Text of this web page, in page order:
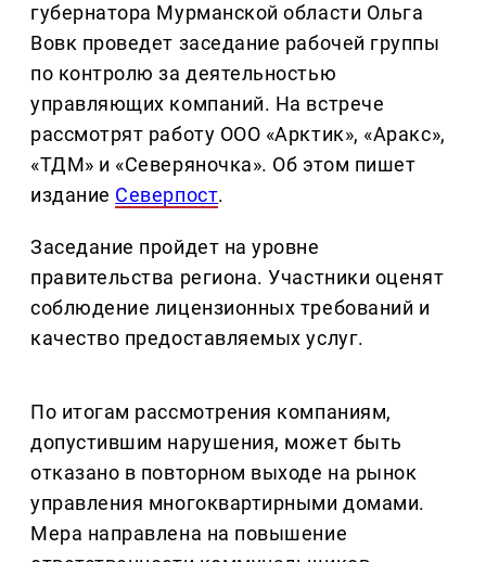
губернатора Мурманской области Ольга
Вовк проведет заседание рабочей группы
по контролю за деятельностью
управляющих компаний. На встрече
рассмотрят работу ООО «Арктик», «Аракс»,
«ТДМ» и «Северяночка». Об этом пишет
издание Северпост.
Заседание пройдет на уровне
правительства региона. Участники оценят
соблюдение лицензионных требований и
качество предоставляемых услуг.
По итогам рассмотрения компаниям,
допустившим нарушения, может быть
отказано в повторном выходе на рынок
управления многоквартирными домами.
Мера направлена на повышение